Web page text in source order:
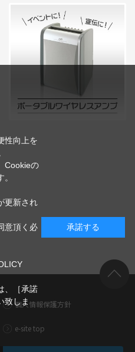
個人情報保護方針
e-site top
性向上を
Cookieの
更新され
意頂く必
、［承諾
致しま
承諾する